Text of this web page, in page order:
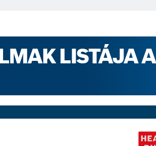
LISTÁJA A